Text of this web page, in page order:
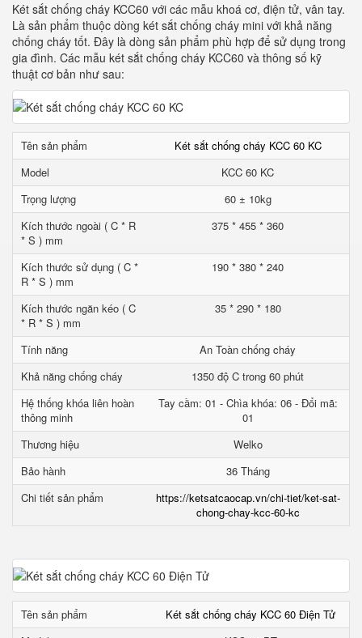
Két sắt chống cháy KCC60 với các mẫu khoá cơ, điện tử, vân tay.
Là sản phẩm thuộc dòng két sắt chống cháy mini với khả năng
chống cháy tốt. Đây là dòng sản phẩm phù hợp để sử dụng trong
gia đình. Các mẫu két sắt chống cháy KCC60 và thông số kỹ
thuật cơ bản như sau:
Tên sản phẩm
Két sắt chống cháy KCC 60 KC
Model
KCC 60 KC
Trọng lượng
60 ± 10kg
Kích thước ngoài ( C * R
* S ) mm
375 * 455 * 360
Kích thước sử dụng ( C *
R * S ) mm
190 * 380 * 240
Kích thước ngăn kéo ( C
* R * S ) mm
35 * 290 * 180
Tính năng
An Toàn chống cháy
Khả năng chống cháy
1350 độ C trong 60 phút
Hệ thống khóa liên hoàn
thông minh
Tay cầm: 01 - Chìa khóa: 06 - Đổi mã:
01
Thương hiệu
Welko
Bảo hành
36 Tháng
Chi tiết sản phẩm
https://ketsatcaocap.vn/chi-tiet/ket-sat-
chong-chay-kcc-60-kc
Tên sản phẩm
Két sắt chống cháy KCC 60 Điện Tử